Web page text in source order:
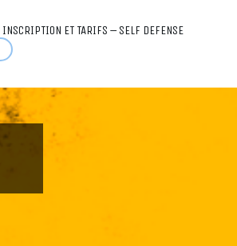
INSCRIPTION ET TARIFS – SELF DEFENSE